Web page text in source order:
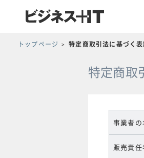
トップページ 特定商取引法に基づく表
特定商取
事業者の
販売責任